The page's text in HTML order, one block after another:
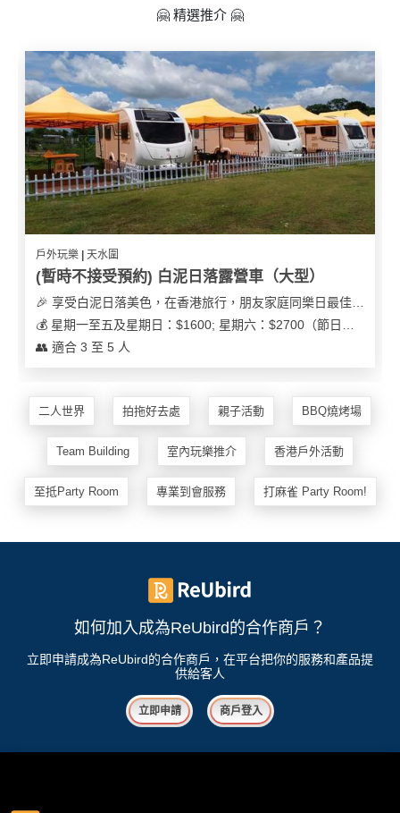
新
奇
玩
樂
體
驗
手
作
作
戶
外
租
🤗 精選推介 🤗
戶外玩樂 | 天水圍
(暫時不接受預約) 白泥日落露營車（大型）
👥 適合 3 至 5 人
二人世界 拍拖好去處 親子活動 BBQ燒烤場
Team Building 室內玩樂推介 香港戶外活動
至抵Party Room 專業到會服務 打麻雀 Party Room!
如何加入成為ReUbird的合作商戶？
立即申請成為ReUbird的合作商戶，在平台把你的服務和產品提
供給客人
立即申請 商戶登入